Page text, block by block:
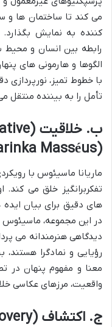
می کند تا ساختمان ها و
کننده به نمایش
رابطه بین انسان و
الگوها و هارمونی های
با خطوط تمیز،
تأمل را به بیننده منتقل
(Marinka Masséus) از هلند
ماریانا ماسیئوس با
تفکربرانگیز خلق می
های دقیق برای بیان
در این مجموعه، ماسیئوس
دیدگاهی هنرمندانه می
رؤیایی و نمادگرا
معنا و مفهوم پنهان در
واقعیت، مرزهای عکاسی